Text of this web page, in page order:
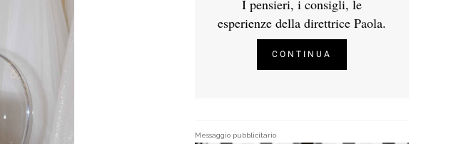
I pensieri, i consigli, le
esperienze della direttrice Paola.
CONTINUA
Messaggio pubblicitario